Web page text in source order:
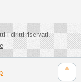
i diritti riservati.